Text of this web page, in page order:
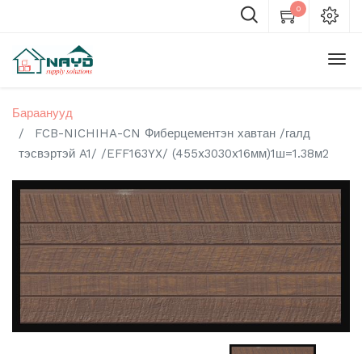
0
Бараанууд
FCB-NICHIHA-CN Фиберцементэн хавтан /галд
тэсвэртэй A1/ /EFF163YX/ (455x3030x16мм)1ш=1.38м2